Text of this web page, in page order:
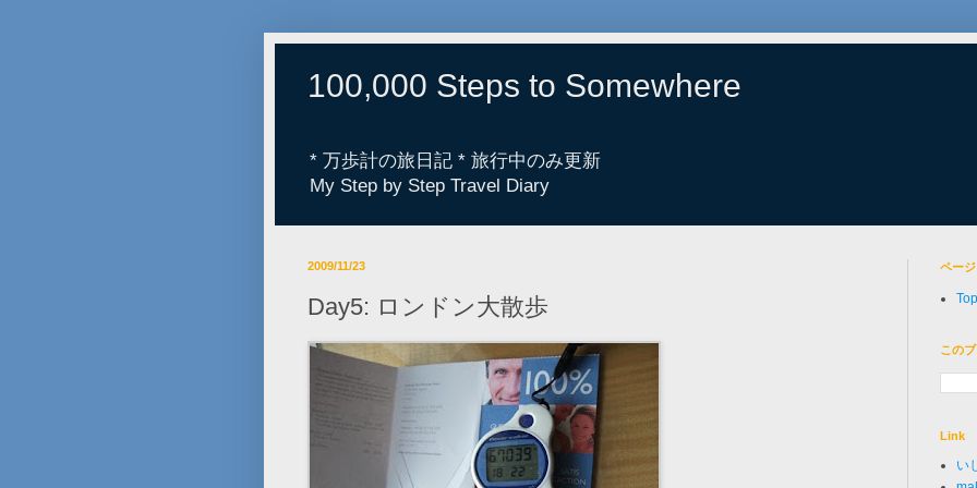
100,000 Steps to Somewhere
* 万歩計の旅日記 * 旅行中のみ更新
My Step by Step Travel Diary
2009/11/23
Day5: ロンドン大散歩
ページ
この
Link
い